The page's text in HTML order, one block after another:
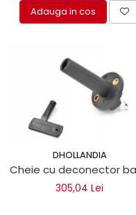
Adauga in cos
DHOLLANDIA
Cheie cu deconector
305,04 Lei